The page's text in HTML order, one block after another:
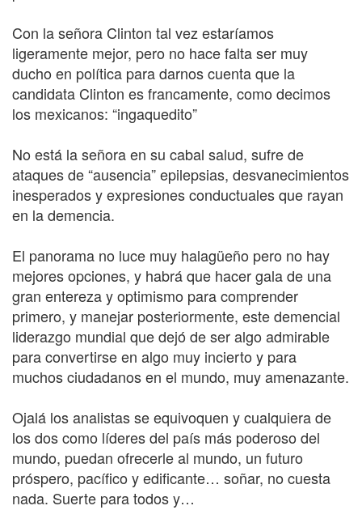
Con la señora Clinton tal vez estaríamos
ligeramente mejor, pero no hace falta ser muy
ducho en política para darnos cuenta que la
candidata Clinton es francamente, como decimos
los mexicanos: “ingaquedito”
No está la señora en su cabal salud, sufre de
ataques de “ausencia” epilepsias, desvanecimientos
inesperados y expresiones conductuales que rayan
en la demencia.
El panorama no luce muy halagüeño pero no hay
mejores opciones, y habrá que hacer gala de una
gran entereza y optimismo para comprender
primero, y manejar posteriormente, este demencial
liderazgo mundial que dejó de ser algo admirable
para convertirse en algo muy incierto y para
muchos ciudadanos en el mundo, muy amenazante.
Ojalá los analistas se equivoquen y cualquiera de
los dos como líderes del país más poderoso del
mundo, puedan ofrecerle al mundo, un futuro
próspero, pacífico y edificante… soñar, no cuesta
nada. Suerte para todos y…